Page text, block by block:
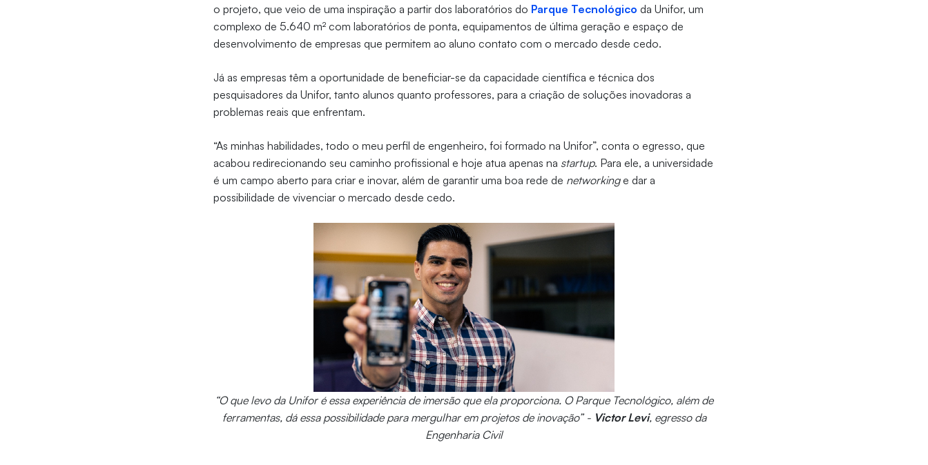
o projeto, que veio de uma inspiração a partir dos laboratórios do Parque Tecnológico da Unifor, um
complexo de 5.640 m² com laboratórios de ponta, equipamentos de última geração e espaço de
desenvolvimento de empresas que permitem ao aluno contato com o mercado desde cedo.
Já as empresas têm a oportunidade de beneficiar-se da capacidade científica e técnica dos
pesquisadores da Unifor, tanto alunos quanto professores, para a criação de soluções inovadoras a
problemas reais que enfrentam.
“As minhas habilidades, todo o meu perfil de engenheiro, foi formado na Unifor”, conta o egresso, que
acabou redirecionando seu caminho profissional e hoje atua apenas na startup. Para ele, a universidade
é um campo aberto para criar e inovar, além de garantir uma boa rede de networkinge dar a
possibilidade de vivenciar o mercado desde cedo.
“O que levo da Unifor é essa experiência de imersão que ela proporciona. O Parque Tecnológico, além de
ferramentas, dá essa possibilidade para mergulhar em projetos de inovação” - Victor Levi, egresso da
Engenharia Civil